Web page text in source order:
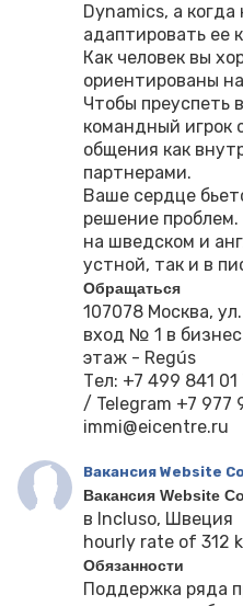
Dynamics, а
адаптировать ее
Как человек вы
ориентированы
Чтобы преуспеть
командный игрок
общения как
партнерами.
Ваше сердце
решение
на шведском и
устной, так и в
Обращаться
107078 Москва,
вход № 1 в
этаж - Regús
Тел: +7 499 841
/ Telegram +7 977
immi@eicentre.ru
Вакансия Website
Вакансия Website
в Incluso, Швеция
hourly rate of 312
Обязанности
Поддержка ряда